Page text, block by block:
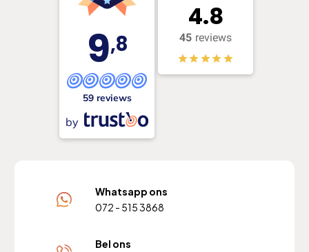
9,8
59 reviews
by
4.8
45 reviews
Whatsapp ons
072 - 515 3868
Bel ons